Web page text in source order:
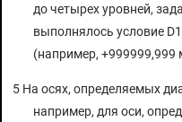
до четырех уровней,
выполнялось условие
(например, +999999,999
5 На осях, определяемых
например, для оси,